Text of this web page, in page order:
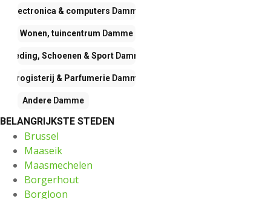
Electronica & computers Damme
Wonen, tuincentrum Damme
Kleding, Schoenen & Sport Damme
Drogisterij & Parfumerie Damme
Andere Damme
BELANGRIJKSTE STEDEN
Brussel
Maaseik
Maasmechelen
Borgerhout
Borgloon